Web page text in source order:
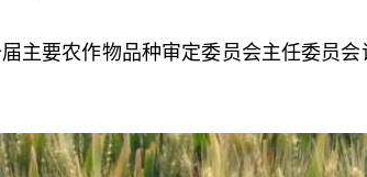
主要农作物品种审定委员会主任委员